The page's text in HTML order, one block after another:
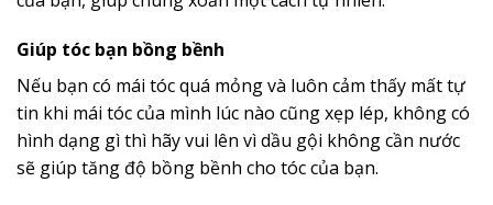
Giúp tóc bạn bồng bềnh
Nếu bạn có mái tóc quá mỏng và luôn cảm thấy mất tự
tin khi mái tóc của mình lúc nào cũng xẹp lép, không có
hình dạng gì thì hãy vui lên vì dầu gội không cần nước
sẽ giúp tăng độ bồng bềnh cho tóc của bạn.